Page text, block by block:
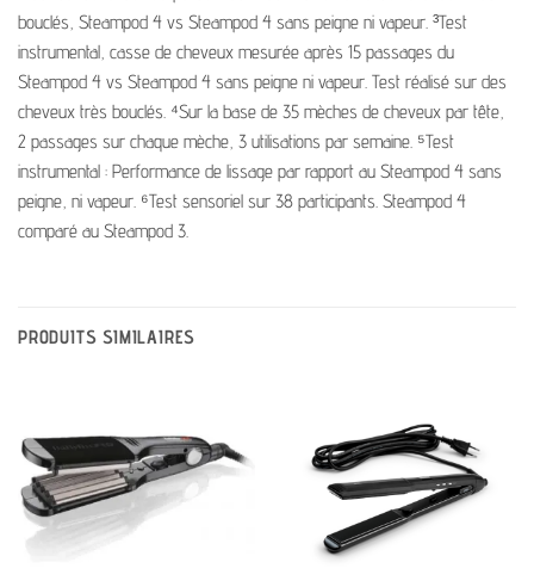
bouclés, Steampod 4 vs Steampod 4 sans peigne ni vapeur. ³Test
instrumental, casse de cheveux mesurée après 15 passages du
Steampod 4 vs Steampod 4 sans peigne ni vapeur. Test réalisé sur des
cheveux très bouclés. ⁴Sur la base de 35 mèches de cheveux par tête,
2 passages sur chaque mèche, 3 utilisations par semaine. ⁵Test
instrumental : Performance de lissage par rapport au Steampod 4 sans
peigne, ni vapeur. ⁶Test sensoriel sur 38 participants. Steampod 4
comparé au Steampod 3.
PRODUITS SIMILAIRES